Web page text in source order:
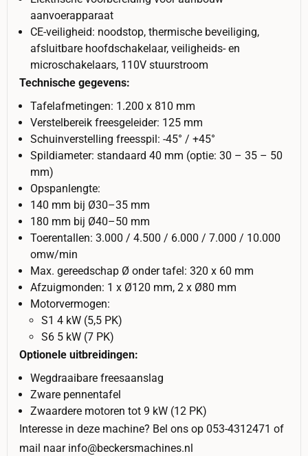
aanvoerapparaat
CE-veiligheid: noodstop, thermische beveiliging,
afsluitbare hoofdschakelaar, veiligheids- en
microschakelaars, 110V stuurstroom
Technische gegevens:
Tafelafmetingen: 1.200 x 810 mm
Verstelbereik freesgeleider: 125 mm
Schuinverstelling freesspil: -45° / +45°
Spildiameter: standaard 40 mm (optie: 30 – 35 – 50
mm)
Opspanlengte:
140 mm bij Ø30–35 mm
180 mm bij Ø40–50 mm
Toerentallen: 3.000 / 4.500 / 6.000 / 7.000 / 10.000
omw/min
Max. gereedschap Ø onder tafel: 320 x 60 mm
Afzuigmonden: 1 x Ø120 mm, 2 x Ø80 mm
Motorvermogen:
S1 4 kW (5,5 PK)
S6 5 kW (7 PK)
Optionele uitbreidingen:
Wegdraaibare freesaanslag
Zware pennentafel
Zwaardere motoren tot 9 kW (12 PK)
Interesse in deze machine? Bel ons op 053-4312471 of
mail naar info@beckersmachines.nl